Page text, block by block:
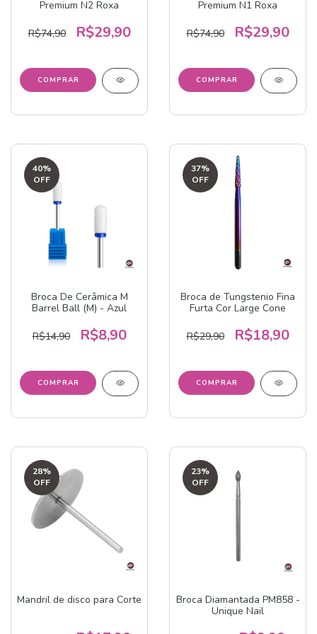
Premium N2 Roxa
R$74,90 R$29,90
Premium N1 Roxa
R$74,90 R$29,90
40%
OFF
Broca De Cerâmica M
Barrel Ball (M) - Azul
R$14,90 R$8,90
37%
OFF
Broca de Tungstenio Fina
Furta Cor Large Cone
R$29,90 R$18,90
28%
OFF
Mandril de disco para Corte
23%
OFF
Broca Diamantada PM858 -
Unique Nail